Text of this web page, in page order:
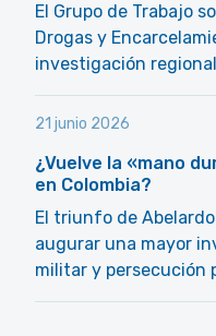
El Grupo de Trabajo
Drogas y
investigación
21 junio 2026
¿Vuelve la «mano
en Colombia?
El triunfo de
augurar una mayor
militar y persecución